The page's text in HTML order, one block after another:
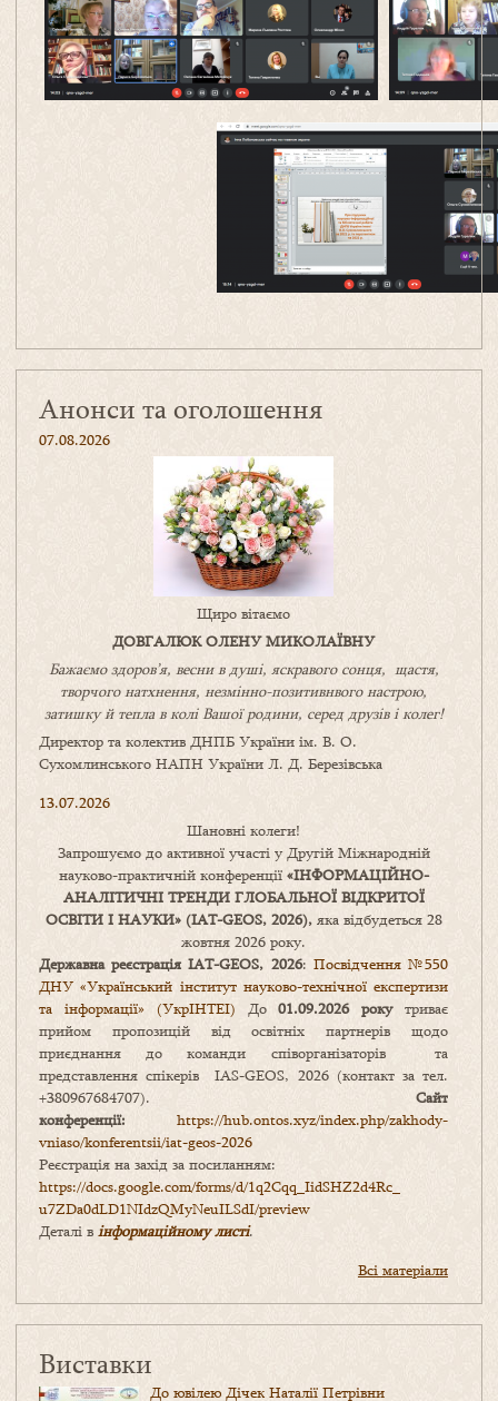
Анонси та оголошення
07.08.2026
Щиро вітаємо
ДОВГАЛЮК ОЛЕНУ МИКОЛАЇВНУ
Бажаємо здоров’я, весни в душі, яскравого сонця, щастя,
творчого натхнення, незмінно-позитивнвого настрою,
затишкуйтепла в коліВашоїродини, серед друзів і колег!
Директор та колектив ДНПБ України ім. В. О.
Сухомлинського НАПН України Л. Д. Березівська
13.07.2026
Шановні колеги!
Запрошуємо до активної участі у Другій Міжнародній
науково-практичній конференції «ІНФОРМАЦІЙНО-
АНАЛІТИЧНІ ТРЕНДИ ГЛОБАЛЬНОЇ ВІДКРИТОЇ
ОСВІТИ І НАУКИ» (IAT-GEOS, 2026),яка відбудеться 28
жовтня 2026 року.
Державна реєстрація IAT-GEOS, 2026: Посвідчення №550
ДНУ «Український інститут науково-технічної експертизи
та інформації» (УкрІНТЕІ) До01.09.2026 рокутриває
прийом пропозицій від освітніх партнерів щодо
приєднання до команди співорганізаторів та
представлення спікерів IAS-GEOS, 2026 (контакт за тел.
+380967684707). Сайт
конференції: https://hub.ontos.xyz/index.php/zakhody-
vniaso/konferentsii/iat-geos-2026
Реєстрація на захід за посиланням:
https://docs.google.com/forms/d/1q2Cqq_IidSHZ2d4Rc_
u7ZDa0dLD1NIdzQMyNeuILSdI/preview
Деталі в інформаційному листі.
Всі матеріали
Виставки
До ювілею Дічек Наталії Петрівни